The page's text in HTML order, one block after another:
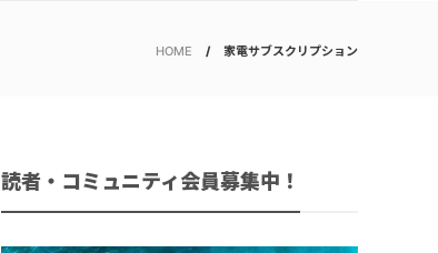
HOME 家電サブスクリプション
読者・コミュニティ会員募集中！